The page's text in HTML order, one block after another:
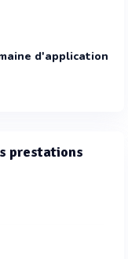
d'application
prestations